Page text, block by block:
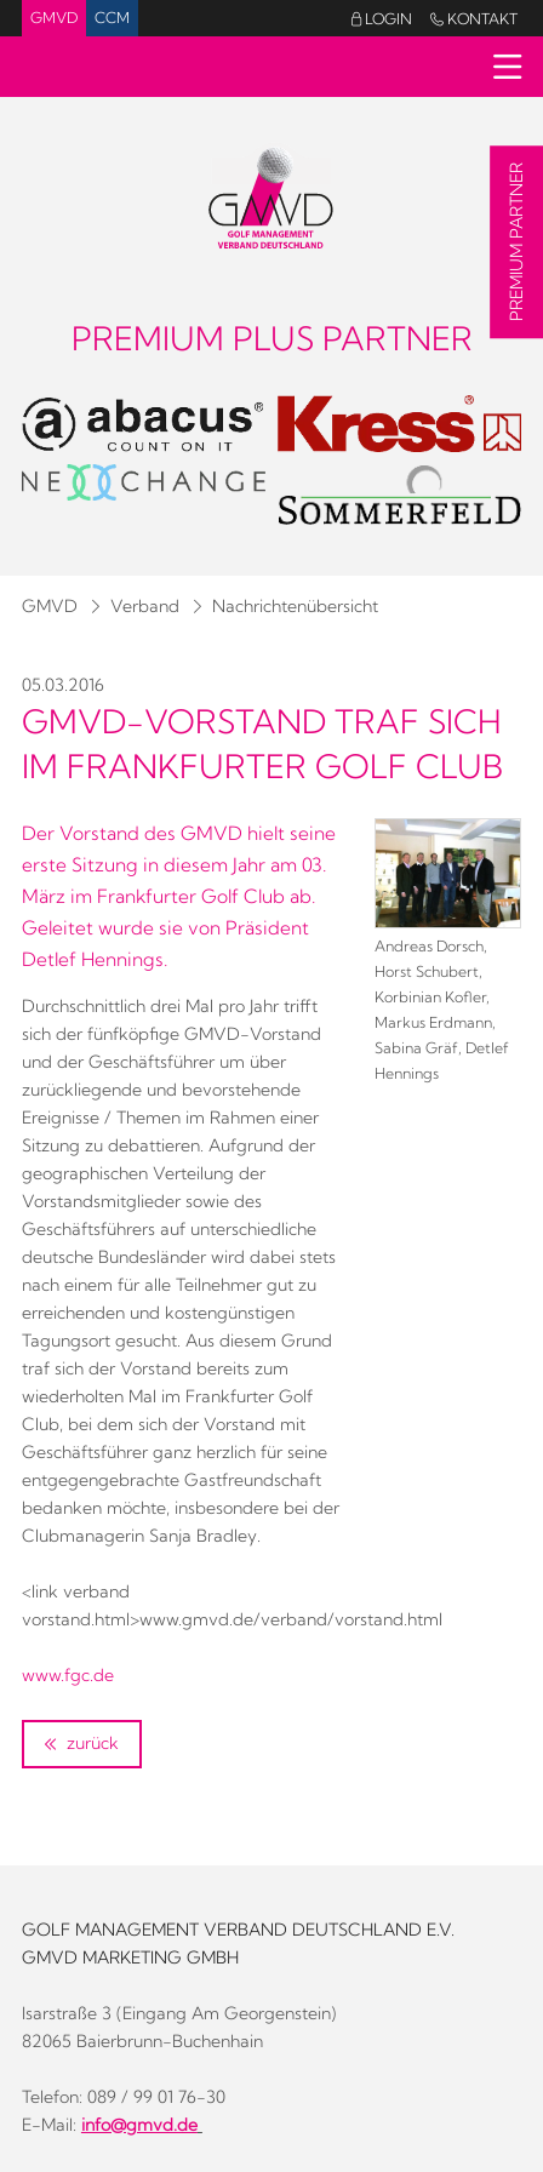
GMVD CCM LOGIN  KONTAKT
PREMIUM PLUS PARTNER
GMVD Verband Nachrichtenübersicht
05.03.2016
GMVD-VORSTAND TRAF SICH
IM FRANKFURTER GOLF CLUB
Der Vorstand des GMVD hielt seine
erste Sitzung in diesem Jahr am 03.
März im Frankfurter Golf Club ab.
Geleitet wurde sie von Präsident
Detlef Hennings.
Durchschnittlich drei Mal pro Jahr trifft
sich der fünfköpfige GMVD-Vorstand
und der Geschäftsführer um über
zurückliegende und bevorstehende
Ereignisse / Themen im Rahmen einer
Sitzung zu debattieren. Aufgrund der
geographischen Verteilung der
Vorstandsmitglieder sowie des
Geschäftsführers auf unterschiedliche
deutsche Bundesländer wird dabei stets
nach einem für alle Teilnehmer gut zu
erreichenden und kostengünstigen
Tagungsort gesucht. Aus diesem Grund
traf sich der Vorstand bereits zum
wiederholten Mal im Frankfurter Golf
Club, bei dem sich der Vorstand mit
Geschäftsführer ganz herzlich für seine
entgegengebrachte Gastfreundschaft
bedanken möchte, insbesondere bei der
Clubmanagerin Sanja Bradley.
<link verband
vorstand.html>www.gmvd.de/verband/vorstand.html
www.fgc.de
Andreas Dorsch,
Horst Schubert,
Korbinian Kofler,
Markus Erdmann,
Sabina Gräf, Detlef
Hennings
zurück
PREMIUM PARTNER
GOLF MANAGEMENT VERBAND DEUTSCHLAND E.V.
GMVD MARKETING GMBH
Isarstraße 3 (Eingang Am Georgenstein)
82065 Baierbrunn-Buchenhain
Telefon: 089 / 99 01 76-30
E-Mail: info@gmvd.de